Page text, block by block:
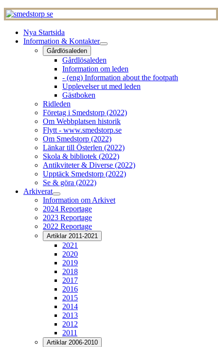
Nya Startsida
Information & Kontakter
Gårdlösaleden
Gårdlösaleden
Information om leden
- (eng) Information about the footpath
Upplevelser ut med leden
Gästboken
Ridleden
Företag i Smedstorp (2022)
Om Webbplatsen historik
Flytt - www.smedstorp.se
Om Smedstorp (2022)
Länkar till Österlen (2022)
Skola & bibliotek (2022)
Antikviteter & Diverse (2022)
Upptäck Smedstorp (2022)
Se & göra (2022)
Arkiverat
Information om Arkivet
2024 Reportage
2023 Reportage
2022 Reportage
Artiklar 2011-2021
2021
2020
2019
2018
2017
2016
2015
2014
2013
2012
2011
Artiklar 2006-2010